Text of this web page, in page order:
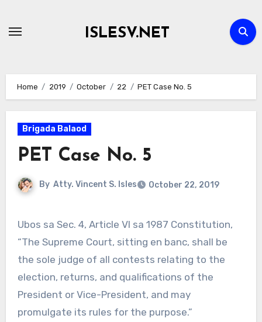
ISLESV.NET
Home 2019 October 22 PET Case No. 5
Brigada Balaod
PET Case No. 5
By Atty. Vincent S. Isles October 22, 2019
Ubos sa Sec. 4, Article VI sa 1987 Constitution,
“The Supreme Court, sitting en banc, shall be
the sole judge of all contests relating to the
election, returns, and qualifications of the
President or Vice-President, and may
promulgate its rules for the purpose.”